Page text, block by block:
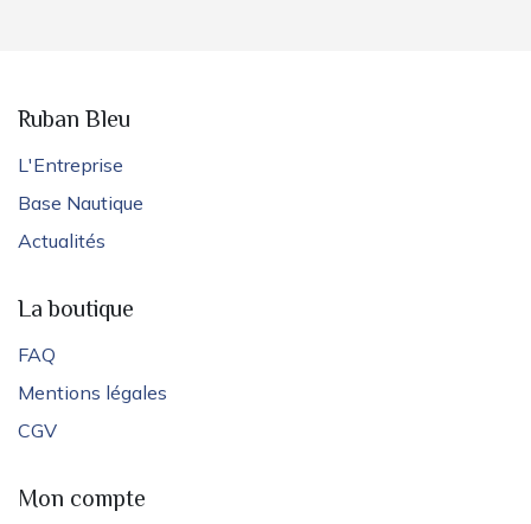
Ruban Bleu
L'Entreprise
Base Nautique
Actualités
La boutique
FAQ
Mentions légales
CGV
Mon compte